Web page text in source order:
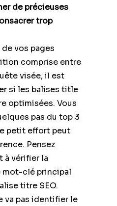
de précieuses
trop
vos pages
comprise entre
visée, il est
si les balises title
optimisées. Vous
pas du top 3
petit effort peut
Pensez
à vérifier la
mot-clé principal
titre SEO.
va pas identifier le